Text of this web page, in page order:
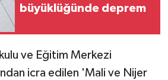
büyüklüğünde deprem
ve Eğitim Merkezi
icra edilen 'Mali ve Nijer